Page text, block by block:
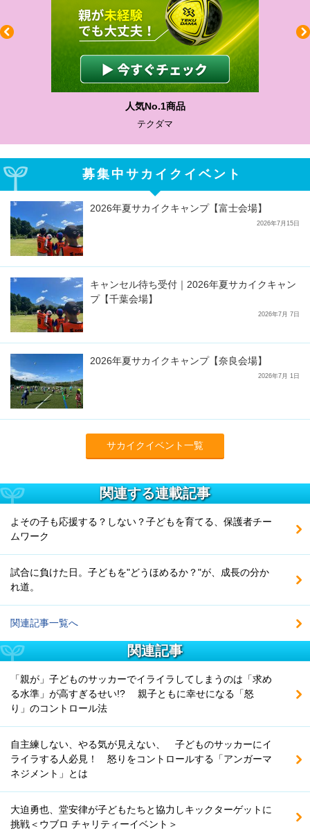
わかりやすい質問に沿って書ける
サカイクサッカーノート
募集中サカイクイベント
2026年夏サカイクキャンプ【富士会場】
2026年7月15日
キャンセル待ち受付｜2026年夏サカイクキャン
プ【千葉会場】
2026年7月 7日
2026年夏サカイクキャンプ【奈良会場】
2026年7月 1日
サカイクイベント一覧
関連する連載記事
よその子も応援する？しない？子どもを育てる、保護者チー
ムワーク
試合に負けた日。子どもを"どうほめるか？"が、成長の分か
れ道。
関連記事一覧へ
関連記事
「親が」子どものサッカーでイライラしてしまうのは「求め
る水準」が高すぎるせい!? 親子ともに幸せになる「怒
り」のコントロール法
自主練しない、やる気が見えない、 子どものサッカーにイ
ライラする人必見！ 怒りをコントロールする「アンガーマ
ネジメント」とは
大迫勇也、堂安律が子どもたちと協力しキックターゲットに
挑戦＜ウブロ チャリティーイベント＞